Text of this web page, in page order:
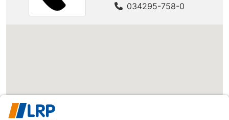
034295-758-0